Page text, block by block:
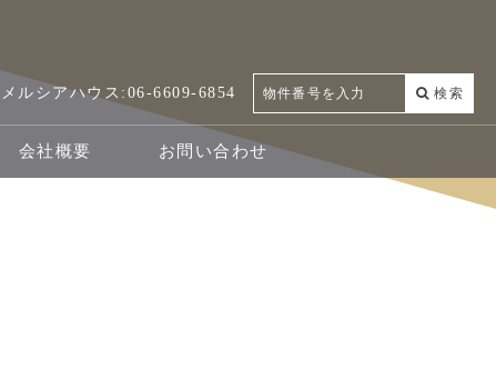
ルシアハウス:06-6609-6854 検索
会社概要 お問い合わせ